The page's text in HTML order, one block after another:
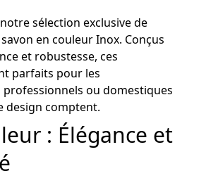
sélection exclusive de
en couleur Inox. Conçus
et robustesse, ces
parfaits pour les
ou domestiques
design comptent.
: Élégance et